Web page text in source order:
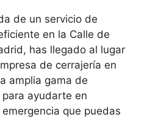
de un servicio de
en la Calle de
has llegado al lugar
de cerrajería en
amplia gama de
ayudarte en
que puedas